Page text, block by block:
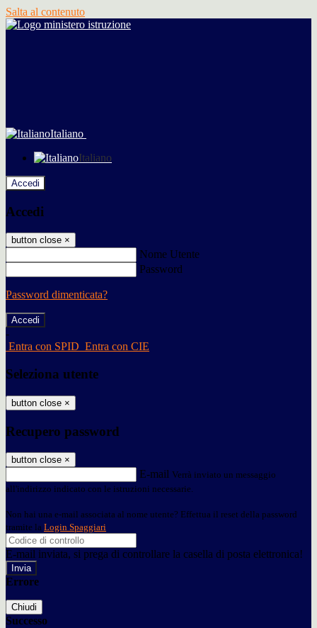
Salta al contenuto
Italiano
Italiano
Accedi
Accedi
button close ×
Nome Utente
Password
Password dimenticata?
-
Entra con SPID Entra con CIE
Seleziona utente
button close ×
Recupero password
button close ×
E-mail Verrà inviato un messaggio
all'indirizzo indicato con le istruzioni necessarie.
Non hai una e-mail associata al nome utente? Effettua il reset della password
tramite la Login Spaggiari
E-mail inviata, si prega di controllare la casella di posta elettronica!
Errore
Chiudi
Successo